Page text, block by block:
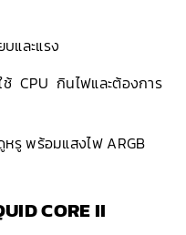
และแรง
CPU กินไฟและต้องการ
หรู พร้อมแสงไฟ ARGB
CORE II